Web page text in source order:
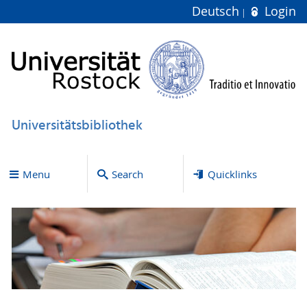
Deutsch Login
Universitätsbibliothek
Menu Search Quicklinks